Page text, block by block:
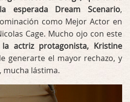
Dream Scenario,
como Mejor Actor en
Cage. Mucho ojo con este
actriz protagonista, Kristine
generarte el mayor rechazo, y
mucha lástima.